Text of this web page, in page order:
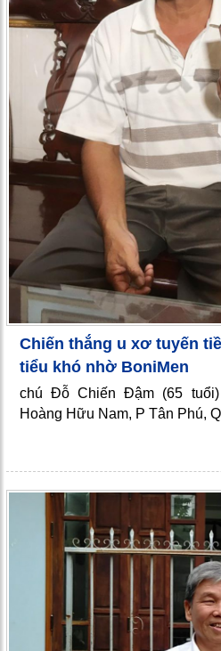
Chiến thắng u xơ tuyến
tiểu khó nhờ BoniMen
chú Đỗ Chiến Đậm (65
Hoàng Hữu Nam, P Tân Phú,